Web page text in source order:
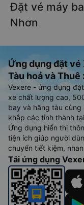
Đặt vé máy
Nhơn
Ứng dụng đặt vé
Tàu hoả và Thuê
Vexere - ứng dụng
xe chất lượng cao,
bay và hãng tàu
khắp các tỉnh thành
Ứng dụng hiển thị
tiện ích giúp người
chuyển tiết kiệm,
Tải ứng dụng